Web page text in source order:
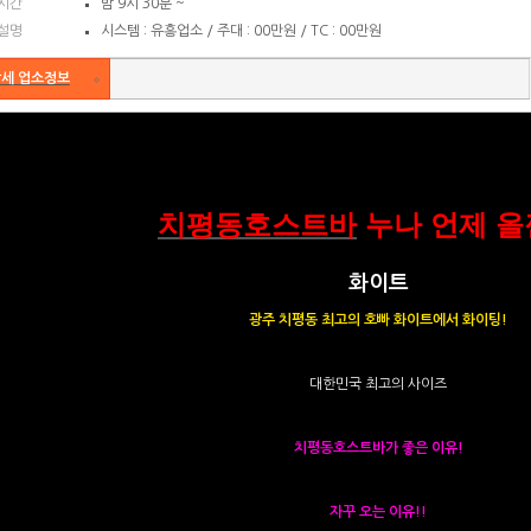
간
밤 9시 30분 ~
명
시스템 : 유흥업소 / 주대 : 00만원 / TC : 00만원
업소정보
치평동호스트바누나 언제 올
화이트
광주 치평동 최고의 호빠 화이트에서 화이팅!
대한민국 최고의 사이즈
치평동호스트바가 좋은 이유!
자꾸 오는 이유!!